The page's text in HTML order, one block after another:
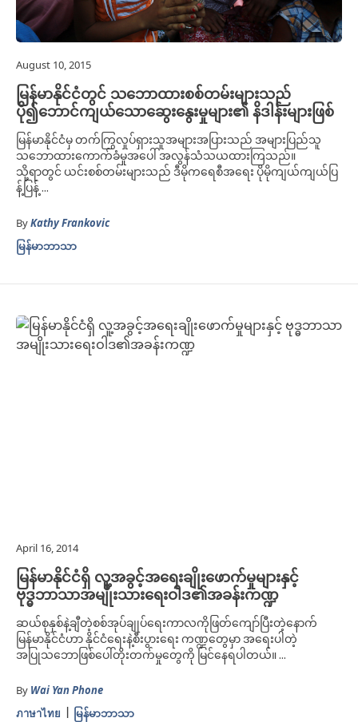
August 10, 2015
မြန်မာနိုင်ငံတွင် သဘောထားစစ်တမ်းများသည်
ပို၍ဘောင်ကျယ်သောဆွေးနွေးမှုများ၏ နိဒါန်းများဖြစ်
မြန်မာနိုင်ငံမှ တက်ကြွလှုပ်ရှားသူအများအပြားသည် အများပြည်သူ
သဘောထားကောက်ခံမှုအပေါ် အလွန်သံသယထားကြသည်။
သို့ရာတွင် ယင်းစစ်တမ်းများသည် ဒီမိုကရေစီအရေး ပိုမိုကျယ်ကျယ်ပြ
န့်ပြန့် ...
ByKathy Frankovic
မြန်မာဘာသာ
April 16, 2014
မြန်မာနိုင်ငံရှိ လူ့အခွင့်အရေးချိုးဖောက်မှုများနှင့်
ဗုဒ္ဓဘာသာအမျိုးသားရေးဝါဒ၏အခန်းကဏ္ဍ
ဆယ်စုနှစ်နဲ့ချီတဲ့စစ်အုပ်ချုပ်ရေးကာလကိုဖြတ်ကျော်ပြီးတဲ့နောက်
မြန်မာနိုင်ငံဟာ နိုင်ငံရေးနဲ့စီးပွားရေး ကဏ္ဍတွေမှာ အရေးပါတဲ့
အပြုသဘောဖြစ်ပေါ်တိုးတက်မှုတွေကို မြင်နေရပါတယ်။ ...
By Wai Yan Phone
ภาษาไทย
မြန်မာဘာသာ